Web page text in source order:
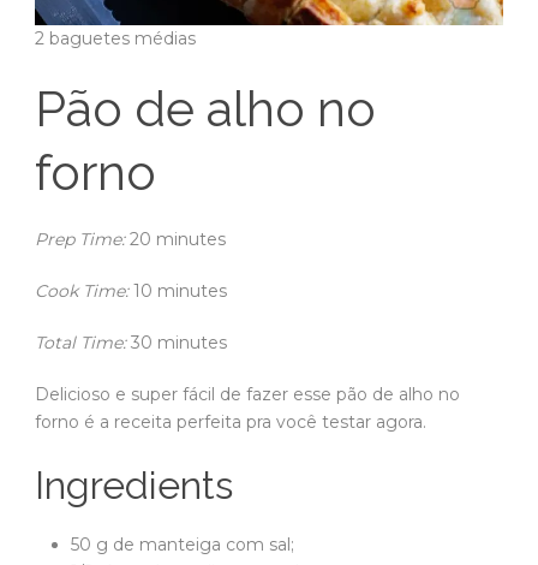
2 baguetes médias
Pão de alho no
forno
Prep Time:20 minutes
Cook Time:10 minutes
Total Time:30 minutes
Delicioso e super fácil de fazer esse pão de alho no
forno é a receita perfeita pra você testar agora.
Ingredients
50 g de manteiga com sal;